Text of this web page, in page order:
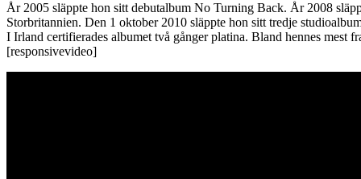
År 2005 släppte hon sitt debutalbum No Turning Back. År 2008
Storbritannien. Den 1 oktober 2010 släppte hon sitt tredje
I Irland certifierades albumet två gånger platina. Bland hennes mest
[responsivevideo]